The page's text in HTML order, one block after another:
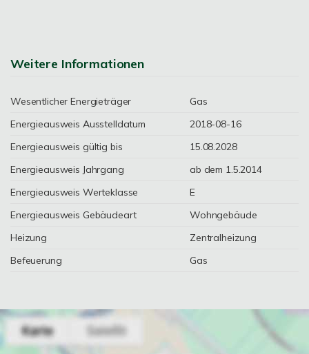
Weitere Informationen
Wesentlicher Energieträger
Gas
Energieausweis Ausstelldatum
2018-08-16
Energieausweis gültig bis
15.08.2028
Energieausweis Jahrgang
ab dem 1.5.2014
Energieausweis Werteklasse
E
Energieausweis Gebäudeart
Wohngebäude
Heizung
Zentralheizung
Befeuerung
Gas